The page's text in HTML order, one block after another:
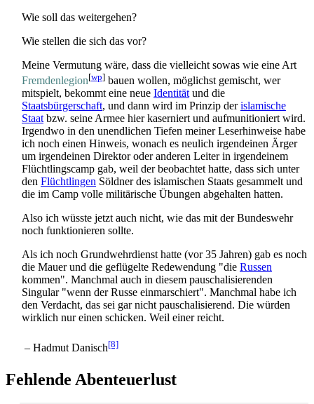
Wie soll das weitergehen?
Wie stellen die sich das vor?
Meine Vermutung wäre, dass die vielleicht sowas wie eine Art
Fremdenlegion[wp] bauen wollen, möglichst gemischt, wer
mitspielt, bekommt eine neue Identität und die
Staatsbürgerschaft, und dann wird im Prinzip derislamische
Staat bzw. seine Armee hier kaserniert und aufmunitioniert wird.
Irgendwo in den unendlichen Tiefen meiner Leserhinweise habe
ich noch einen Hinweis, wonach es neulich irgendeinen Ärger
um irgendeinen Direktor oder anderen Leiter in irgendeinem
Flüchtlings­camp gab, weil der beobachtet hatte, dass sich unter
den Flüchtlingen Söldner des islamischen Staats gesammelt und
die im Camp volle militärische Übungen abgehalten hatten.
Also ich wüsste jetzt auch nicht, wie das mit der Bundeswehr
noch funktionieren sollte.
Als ich noch Grundwehrdienst hatte (vor 35 Jahren) gab es noch
die Mauer und die geflügelte Redewendung "die Russen
kommen". Manchmal auch in diesem pauschalisierenden
Singular "wenn der Russe einmarschiert". Manchmal habe ich
den Verdacht, das sei gar nicht pauschalisierend. Die würden
wirklich nur einen schicken. Weil einer reicht.
– Hadmut Danisch[8]
Fehlende Abenteuerlust